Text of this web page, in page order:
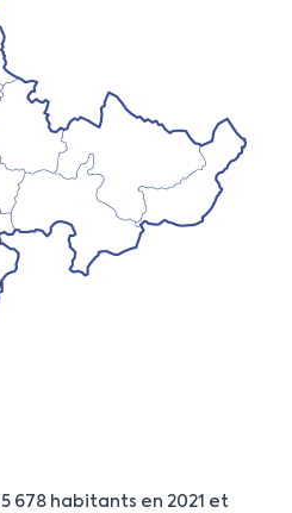
5 678 habitants en 2021 et